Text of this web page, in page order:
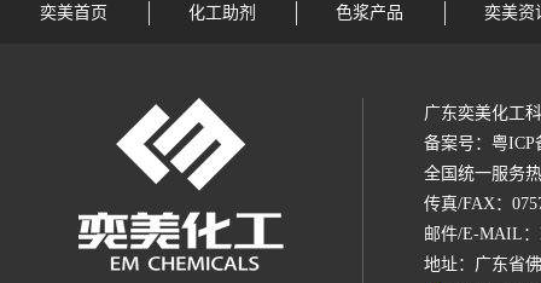
奕美首页 化工助剂 色浆产品 奕美资
广东奕美化工
备案号： 粤ICP
全国统一服务
传真/FAX：
邮件/E-MAIL：
地址：广东省